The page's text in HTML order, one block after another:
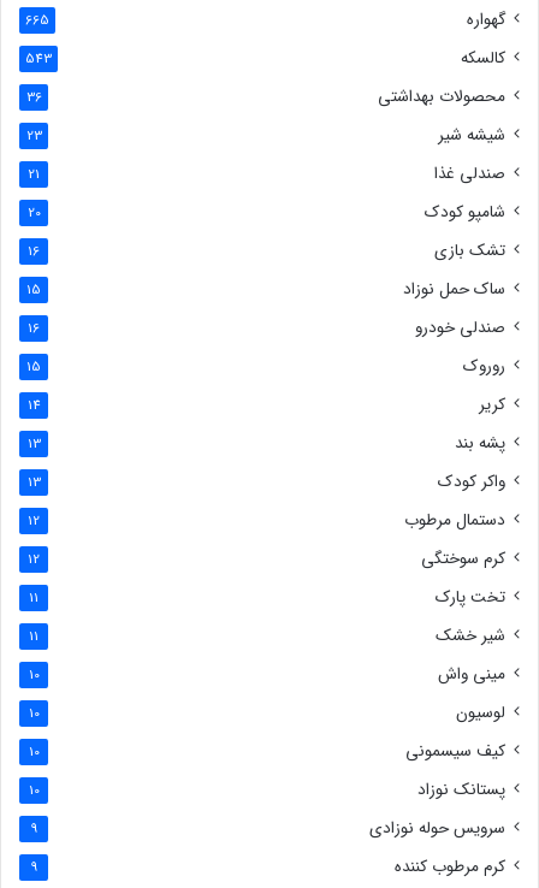
گهواره 665
کالسکه 543
محصولات بهداشتی 36
شیشه شیر 23
صندلی غذا 21
شامپو کودک 20
تشک بازی 16
ساک حمل نوزاد 15
صندلی خودرو 16
روروک 15
کریر 14
پشه بند 13
واکر کودک 13
دستمال مرطوب 12
کرم سوختگی 12
تخت پارک 11
شیر خشک 11
مینی واش 10
لوسیون 10
کیف سیسمونی 10
پستانک نوزاد 10
سرویس حوله نوزادی 9
کرم مرطوب کننده 9